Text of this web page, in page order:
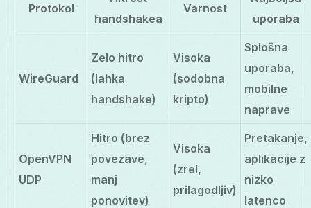
Protokol
handshakea
Varnost
uporaba
WireGuard
Zelo hitro
(lahka
handshake)
Visoka
(sodobna
kripto)
Splošna
uporaba,
mobilne
naprave
OpenVPN
UDP
Hitro (brez
povezave,
manj
ponovitev)
Visoka
(zrel,
prilagodljiv)
Pretakanje,
aplikacije z
nizko
latenco